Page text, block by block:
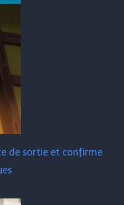
de sortie et confirme